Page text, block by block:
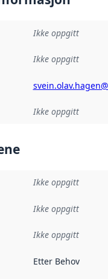
Ikke oppgitt
Ikke oppgitt
Ikke oppgitt
Ikke oppgitt
:
Ikke oppgitt
Ikke oppgitt
:
Etter Behov